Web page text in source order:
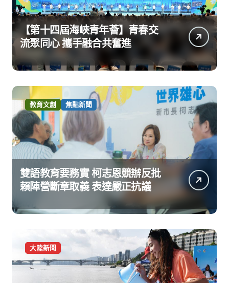
【第十四屆海峽青年薈】青春交
流聚同心 攜手融合共奮進
教育文創 焦點新聞
雙語教育要務實 柯志恩競辦反批
賴陣營斷章取義 表達嚴正抗議
大陸新聞